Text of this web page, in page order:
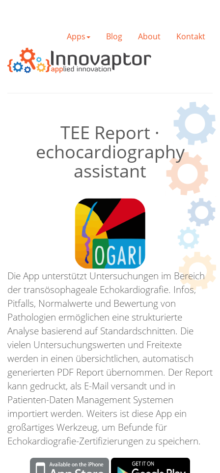
Apps Blog About Kontakt
TEE Report ·
echocardiography
assistant
Die App unterstützt Untersuchungen im Bereich
der transösophageale Echokardiografie. Infos,
Pitfalls, Normalwerte und Bewertung von
Pathologien ermöglichen eine strukturierte
Analyse basierend auf Standardschnitten. Die
vielen Untersuchungswerten und Freitexte
werden in einen übersichtlichen, automatisch
generierten PDF Report übernommen. Der Report
kann gedruckt, als E-Mail versandt und in
Patienten-Daten Management Systemen
importiert werden. Weiters ist diese App ein
großartiges Werkzeug, um Befunde für
Echokardiografie-Zertifizierungen zu speichern.